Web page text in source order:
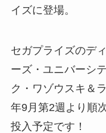
イズに登場。
セガプライズのデ
ーズ・ユニバーシ
ク・ワゾウスキ＆
年9月第2週より順
投入予定です！